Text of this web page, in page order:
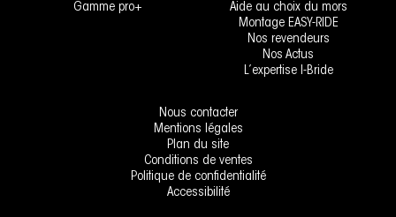
Gamme pro+
Aide au choix du mors
Montage EASY-RIDE
Nos revendeurs
Nos Actus
L’expertise I-Bride
Nous contacter
Mentions légales
Plan du site
Conditions de ventes
Politique de confidentialité
Accessibilité